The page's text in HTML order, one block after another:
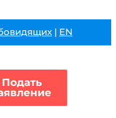
| EN
Подать